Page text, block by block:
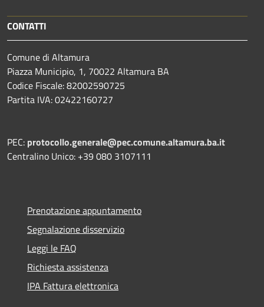
CONTATTI
Comune di Altamura
Piazza Municipio, 1, 70022 Altamura BA
Codice Fiscale: 82002590725
Partita IVA: 02422160727
PEC: protocollo.generale@pec.comune.altamura.ba.it
Centralino Unico: +39 080 3107111
Prenotazione appuntamento
Segnalazione disservizio
Leggi le FAQ
Richiesta assistenza
IPA Fattura elettronica